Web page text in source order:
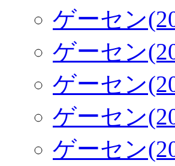
ゲーセン
ゲーセン
ゲーセン
ゲーセン
ゲーセン